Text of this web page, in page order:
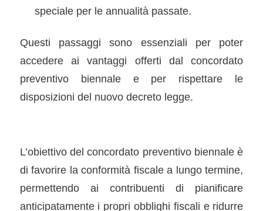
speciale per le annualità passate.
Questi passaggi sono essenziali per poter
accedere ai vantaggi offerti dal concordato
preventivo biennale e per rispettare le
disposizioni del nuovo decreto legge.
L’obiettivo del concordato preventivo biennale è
di favorire la conformità fiscale a lungo termine,
permettendo ai contribuenti di pianificare
anticipatamente i propri obblighi fiscali e ridurre